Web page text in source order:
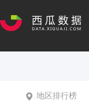
地区排行榜